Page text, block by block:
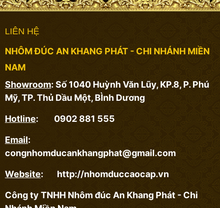
LIÊN HỆ
NHÔM ĐÚC AN KHANG PHÁT - CHI NHÁNH MIỀN
NAM
Showroom: Số 1040 Huỳnh Văn Lũy, KP.8, P. Phú
Mỹ, TP. Thủ Dầu Một, BÌnh Dương
Hotline: 0902 881 555
Email:
congnhomducankhangphat@gmail.com
Website: http://nhomduccaocap.vn
Công ty TNHH Nhôm đúc An Khang Phát - Chi